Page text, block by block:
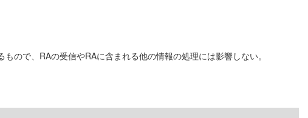
ので、RAの受信やRAに含まれる他の情報の処理には影響しない。